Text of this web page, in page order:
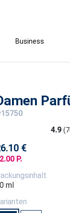
Business
4.9
€
P.
ml